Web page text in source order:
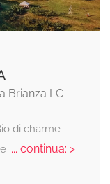
Brianza LC
di charme
... continua: >